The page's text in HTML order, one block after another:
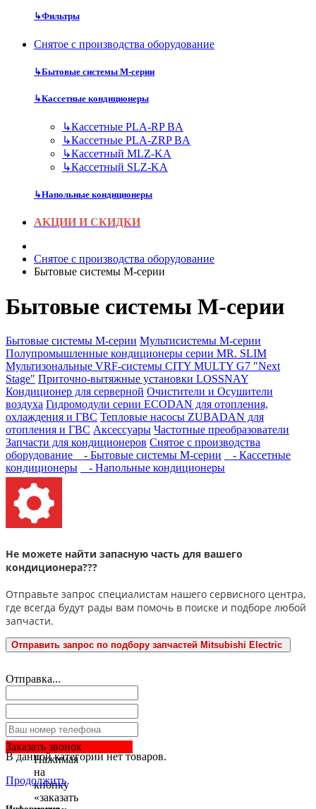
↳Фильтры
Снятое с производства оборудование
↳Бытовые системы M-серии
↳Кассетные кондиционеры
↳Кассетные PLA-RP BA
↳Кассетные PLA-ZRP BA
↳Кассетный MLZ-KA
↳Кассетный SLZ-KA
↳Напольные кондиционеры
АКЦИИ И СКИДКИ
Снятое с производства оборудование
Бытовые системы M-серии
Бытовые системы M-серии
Бытовые системы M-серии Мультисистемы M-серии
Полупромышленные кондиционеры серии MR. SLIM
Мультизональные VRF-системы CITY MULTY G7 "Next
Stage" Приточно-вытяжные установки LOSSNAY
Кондиционер для серверной Очистители и Осушители
воздуха Гидромодули серии ECODAN для отопления,
охлаждения и ГВС Тепловые насосы ZUBADAN для
отопления и ГВС Аксесcуары Частотные преобразователи
Запчасти для кондиционеров Снятое с производства
оборудование
- Бытовые системы M-серии
- Кассетные
кондиционеры
- Напольные кондиционеры
Не можете найти запасную часть для вашего
кондиционера???
Отправьте запрос специалистам нашего сервисного центра,
где всегда будут рады вам помочь в поиске и подборе любой
запчасти.
Отправить запрос по подбору запчастей Mitsubishi Electric
Отправка...
Заказать звонок
Нажимая
на
кнопку
«заказать
В данной категории нет товаров.
Продолжить